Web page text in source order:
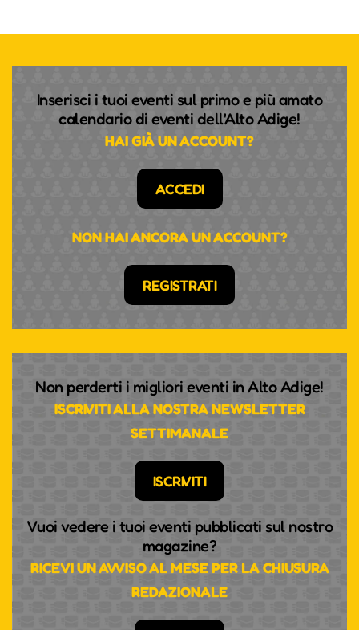
Inserisci i tuoi eventi sul primo e più amato
calendario di eventi dell'Alto Adige!
HAI GIÀ UN ACCOUNT?
ACCEDI
NON HAI ANCORA UN ACCOUNT?
REGISTRATI
Non perderti i migliori eventi in Alto Adige!
ISCRIVITI ALLA NOSTRA NEWSLETTER
SETTIMANALE
ISCRIVITI
Vuoi vedere i tuoi eventi pubblicati sul nostro
magazine?
RICEVI UN AVVISO AL MESE PER LA CHIUSURA
REDAZIONALE